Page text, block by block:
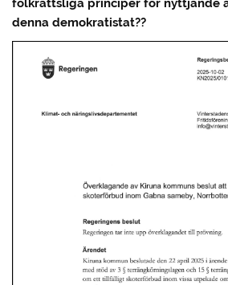
denna demokratistat??